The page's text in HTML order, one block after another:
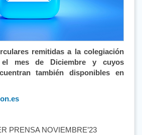
remitidas a la colegiación
mes de Diciembre y cuyos
también disponibles en
PRENSA NOVIEMBRE’23